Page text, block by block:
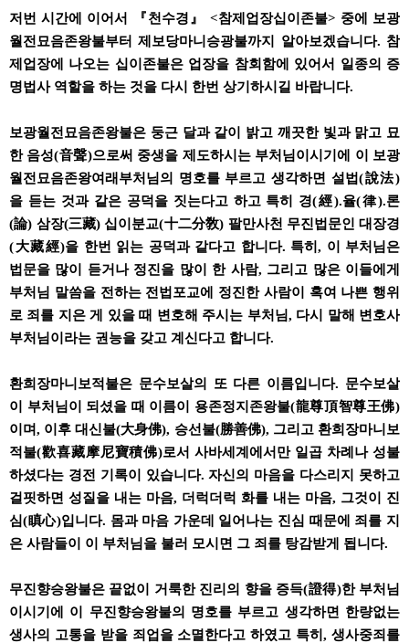
저번 시간에 이어서 『천수경』 <참제업장십이존불> 중에 보광
월전묘음존왕불부터 제보당마니승광불까지 알아보겠습니다. 참
제업장에 나오는 십이존불은 업장을 참회함에 있어서 일종의 증
명법사 역할을 하는 것을 다시 한번 상기하시길 바랍니다.
보광월전묘음존왕불은 둥근 달과 같이 밝고 깨끗한 빛과 맑고 묘
한 음성(音聲)으로써 중생을 제도하시는 부처님이시기에 이 보광
월전묘음존왕여래부처님의 명호를 부르고 생각하면 설법(說法)
을 듣는 것과 같은 공덕을 짓는다고 하고 특히 경(經).율(律).론
(論) 삼장(三藏) 십이분교(十二分敎) 팔만사천 무진법문인 대장경
(大藏經)을 한번 읽는 공덕과 같다고 합니다. 특히, 이 부처님은
법문을 많이 듣거나 정진을 많이 한 사람, 그리고 많은 이들에게
부처님 말씀을 전하는 전법포교에 정진한 사람이 혹여 나쁜 행위
로 죄를 지은 게 있을 때 변호해 주시는 부처님, 다시 말해 변호사
부처님이라는 권능을 갖고 계신다고 합니다.
환희장마니보적불은 문수보살의 또 다른 이름입니다. 문수보살
이 부처님이 되셨을 때 이름이 용존정지존왕불(龍尊頂智尊王佛)
이며, 이후 대신불(大身佛), 승선불(勝善佛), 그리고 환희장마니보
적불(歡喜藏摩尼寶積佛)로서 사바세계에서만 일곱 차례나 성불
하셨다는 경전 기록이 있습니다. 자신의 마음을 다스리지 못하고
걸핏하면 성질을 내는 마음, 더럭더럭 화를 내는 마음, 그것이 진
심(瞋心)입니다. 몸과 마음 가운데 일어나는 진심 때문에 죄를 지
은 사람들이 이 부처님을 불러 모시면 그 죄를 탕감받게 됩니다.
무진향승왕불은 끝없이 거룩한 진리의 향을 증득(證得)한 부처님
이시기에 이 무진향승왕불의 명호를 부르고 생각하면 한량없는
생사의 고통을 받을 죄업을 소멸한다고 하였고 특히, 생사중죄를